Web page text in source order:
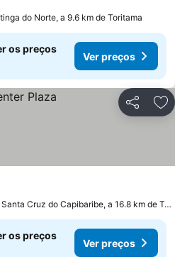
do Norte, a 9.6 km de Toritama
os preços
Ver preços
Partilhar
Santa Cruz do Capibaribe, a 16.8 km de Toritama
os preços
Ver preços